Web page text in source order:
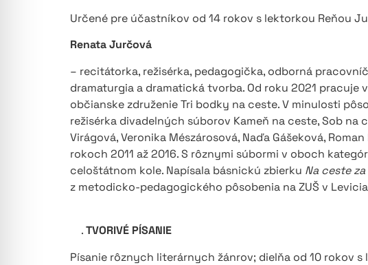
Určené pre účastníkov od 14 rokov s lektorkou Reňou
Renata Jurčová
– recitátorka, režisérka, pedagogička, odborná
dramaturgia a dramatická tvorba. Od roku 2021
občianske združenie Tri bodky na ceste. V minulosti
režisérka divadelných súborov Kameň na ceste, Sob
Virágová, Veronika Mészárosová, Naďa Gášeková,
rokoch 2011 až 2016. S rôznymi súbormi v oboch
celoštátnom kole. Napísala básnickú zbierku Na ceste za
z metodicko-pedagogického pôsobenia na ZUŠ v
.TVORIVÉ PÍSANIE
Písanie rôznych literárnych žánrov; dielňa od 10 rokov